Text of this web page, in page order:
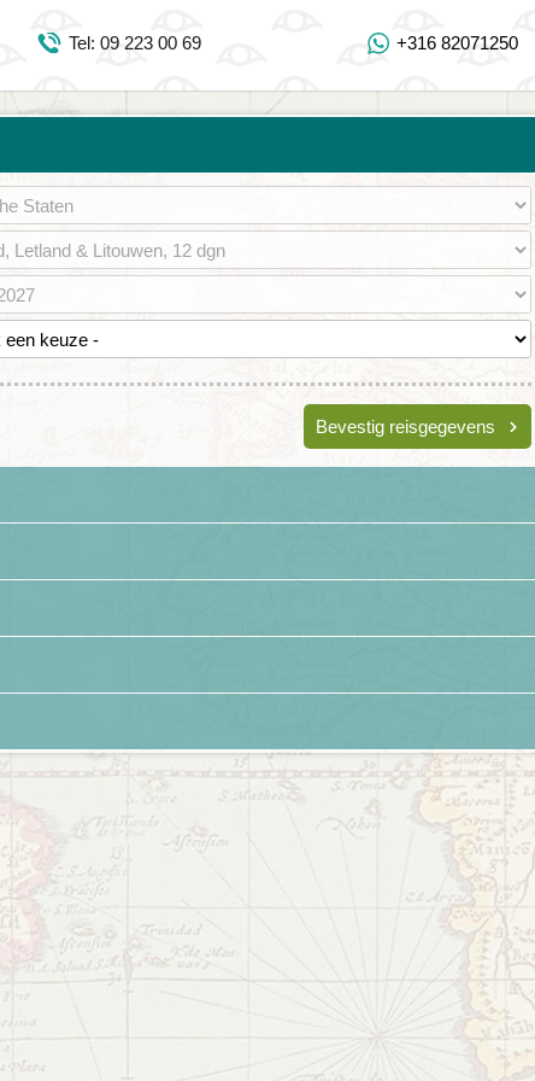
Tel: 09 223 00 69
https://www.youtube.com/user/DjoserWebsite
https://www.instagram.com/djoser_reizen/
Tel: 09 223 00 69 +316 82071250
Bevestig reisgegevens